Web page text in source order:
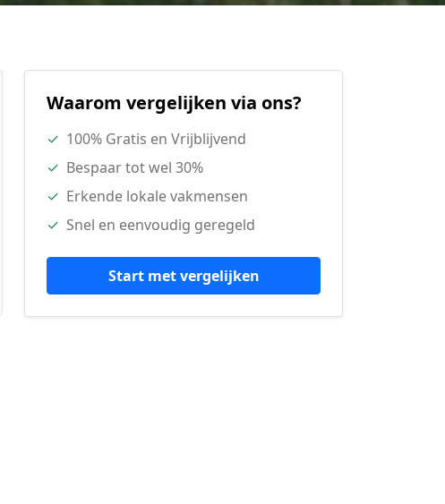
Waarom vergelijken via ons?
✓ 100% Gratis en Vrijblijvend
✓ Bespaar tot wel 30%
✓ Erkende lokale vakmensen
✓ Snel en eenvoudig geregeld
Start met vergelijken